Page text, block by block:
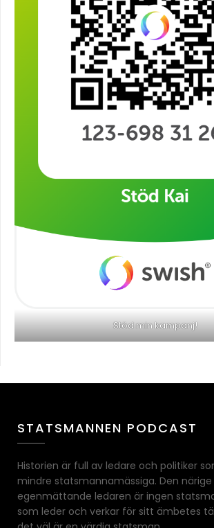
Stöd min kampanj!
STATSMANNEN PODCAST
Historien är full av ledare och politiker
mindre statsmannamässiga. Den
egenmättande ledaren är ingen
som leder och verkar för sitt ämbetes